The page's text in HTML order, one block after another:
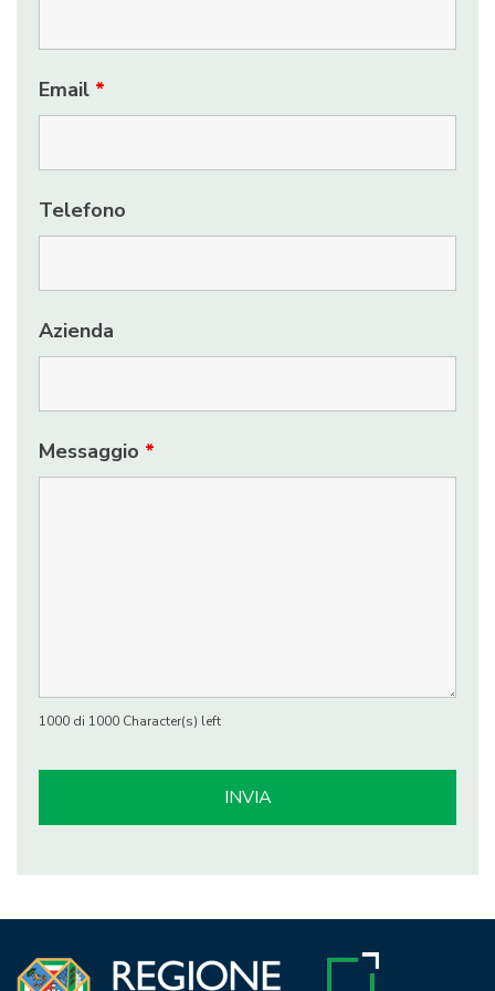
Email *
Telefono
Azienda
Messaggio *
1000 di 1000 Character(s) left